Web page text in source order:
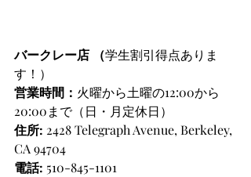
バークレー店 （学生割引得点ありま
す！）
営業時間： 火曜から土曜の12:00から
20:00まで（日・月定休日）
住所: 2428 Telegraph Avenue, Berkeley,
CA 94704
電話: 510-845-1101